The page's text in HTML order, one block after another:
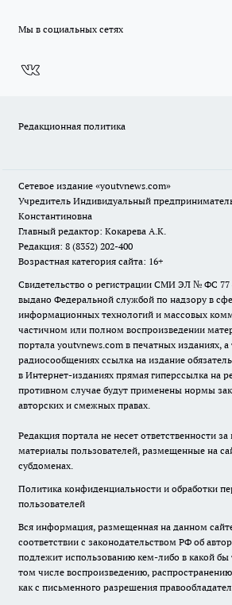
Мы в социальных сетях
Редакционная политика
Сетевое издание «youtvnews.com»
Учредитель Индивидуальный
Константиновна
Главный редактор: Кокарева А.К.
Редакция: 8 (8352) 202-400
Возрастная категория сайта: 16+
Свидетельство о регистрации СМИ ЭЛ № ФС 77 –
выдано Федеральной службой по надзору в
информационных технологий и массовых
частичном или полном воспроизведении
портала youtvnews.com в печатных изданиях, а
радиосообщениях ссылка на издание
в Интернет-изданиях прямая гиперссылка на
противном случае будут применены нормы
авторских и смежных правах.
Редакция портала не несет ответственности
материалы пользователей, размещенные на
субдоменах.
Политика конфиденциальности и обработки
пользователей
Вся информация, размещенная на данном
соответствии с законодательством РФ об
подлежит использованию кем-либо в какой
том числе воспроизведению,
как с письменного разрешения